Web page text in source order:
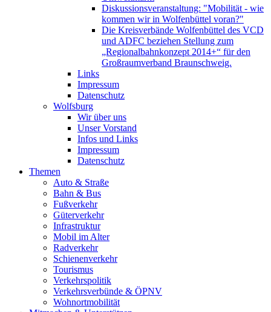
Diskussionsveranstaltung: "Mobilität - wie
kommen wir in Wolfenbüttel voran?"
Die Kreisverbände Wolfenbüttel des VCD
und ADFC beziehen Stellung zum
„Regionalbahnkonzept 2014+“ für den
Großraumverband Braunschweig.
Links
Impressum
Datenschutz
Wolfsburg
Wir über uns
Unser Vorstand
Infos und Links
Impressum
Datenschutz
Themen
Auto & Straße
Bahn & Bus
Fußverkehr
Güterverkehr
Infrastruktur
Mobil im Alter
Radverkehr
Schienenverkehr
Tourismus
Verkehrspolitik
Verkehrsverbünde & ÖPNV
Wohnortmobilität